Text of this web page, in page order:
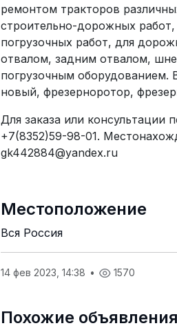
ремонтом тракторов
строительно-дорожных работ,
погрузочных работ, для
отвалом, задним отвалом,
погрузочным оборудованием.
новый, фрезерноротор,
Для заказа или консультации
+7(8352)59-98-01.
gk442884@yandex.ru
Местоположение
Вся Россия
14 фев 2023, 14:38 • 1570
Похожие объявления